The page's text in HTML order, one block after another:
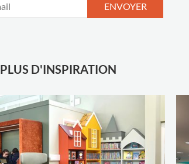
ENVOYER
PLUS D'INSPIRATION